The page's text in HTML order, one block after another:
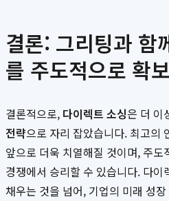
결론: 그리팅과 함
를 주도적으로 확
결론적으로, 다이렉트 소싱은 더 이
전략으로 자리 잡았습니다. 최고의
앞으로 더욱 치열해질 것이며, 주
경쟁에서 승리할 수 있습니다. 다
채우는 것을 넘어, 기업의 미래 성